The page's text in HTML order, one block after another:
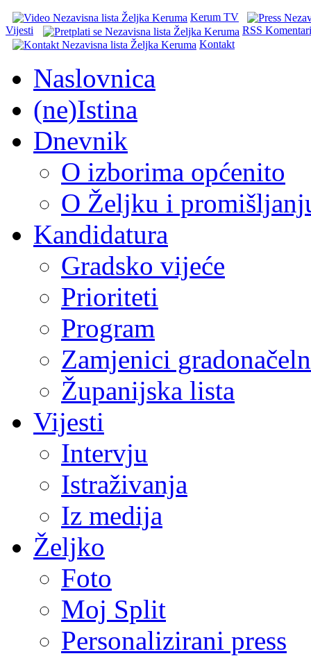
Kerum TV
Vijesti
RSS Komentari
Kontakt
Naslovnica
(ne)Istina
Dnevnik
O izborima općenito
O Željku i
Kandidatura
Gradsko vijeće
Prioriteti
Program
Zamjenici
Županijska lista
Vijesti
Intervju
Istraživanja
Iz medija
Željko
Foto
Moj Split
Personalizirani press